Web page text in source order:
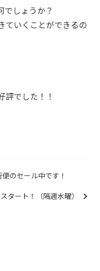
でしょうか？
ていくことができるの
評でした！！
のセール中です！
タート！（隔週水曜）